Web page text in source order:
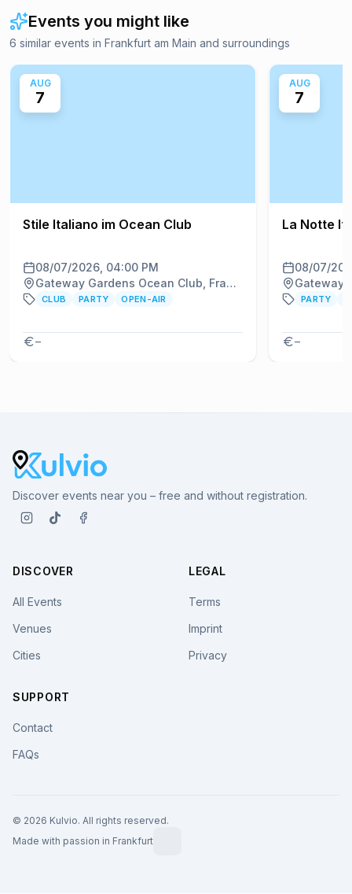
Events you might like
6 similar events in Frankfurt am Main and surroundings
AUG
7
Stile Italiano im Ocean Club
08/07/2026, 04:00 PM
Gateway Gardens Ocean Club, Frankfurt am Main
CLUB PARTY OPEN-AIR
–
AUG
7
La Notte
08/07/
PARTY
–
Discover events near you – free and without registration.
DISCOVER
All Events
Venues
Cities
LEGAL
Terms
Imprint
Privacy
SUPPORT
Contact
FAQs
© 2026 Kulvio. All rights reserved.
Made with passion in Frankfurt